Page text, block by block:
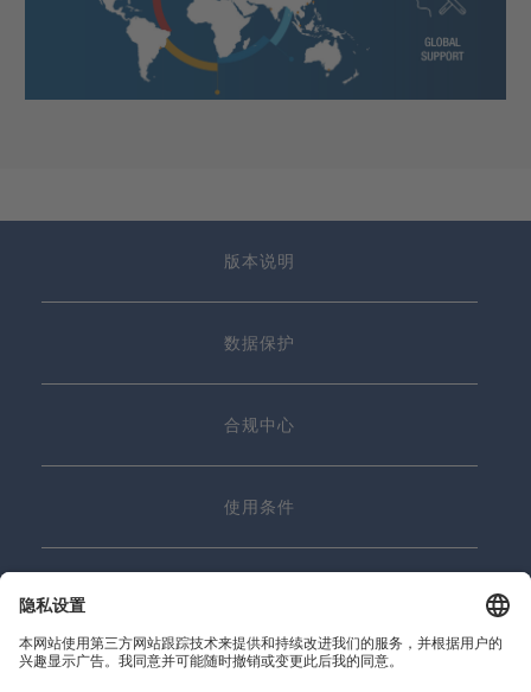
版本说明
数据保护
合规中心
使用条件